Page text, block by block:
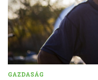
GAZDASÁG